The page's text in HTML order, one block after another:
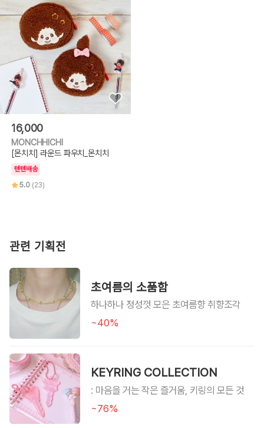
16,000
MONCHHICHI
[몬치치] 라운드 파우치_몬치치
텐텐배송
5.0 (23)
관련 기획전
초여름의 소품함
하나하나 정성껏 모은 초여름향 취향조각
~40%
KEYRING COLLECTION
: 마음을 거는 작은 즐거움, 키링의 모든 것
~76%